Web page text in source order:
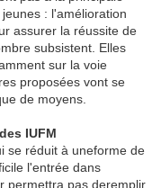
: l'amélioration
assurer la réussite de
subsistent. Elles
sur la voie
proposées vont se
de moyens.
IUFM
se réduit à uneforme de
l'entrée dans
permettra pas deremplir